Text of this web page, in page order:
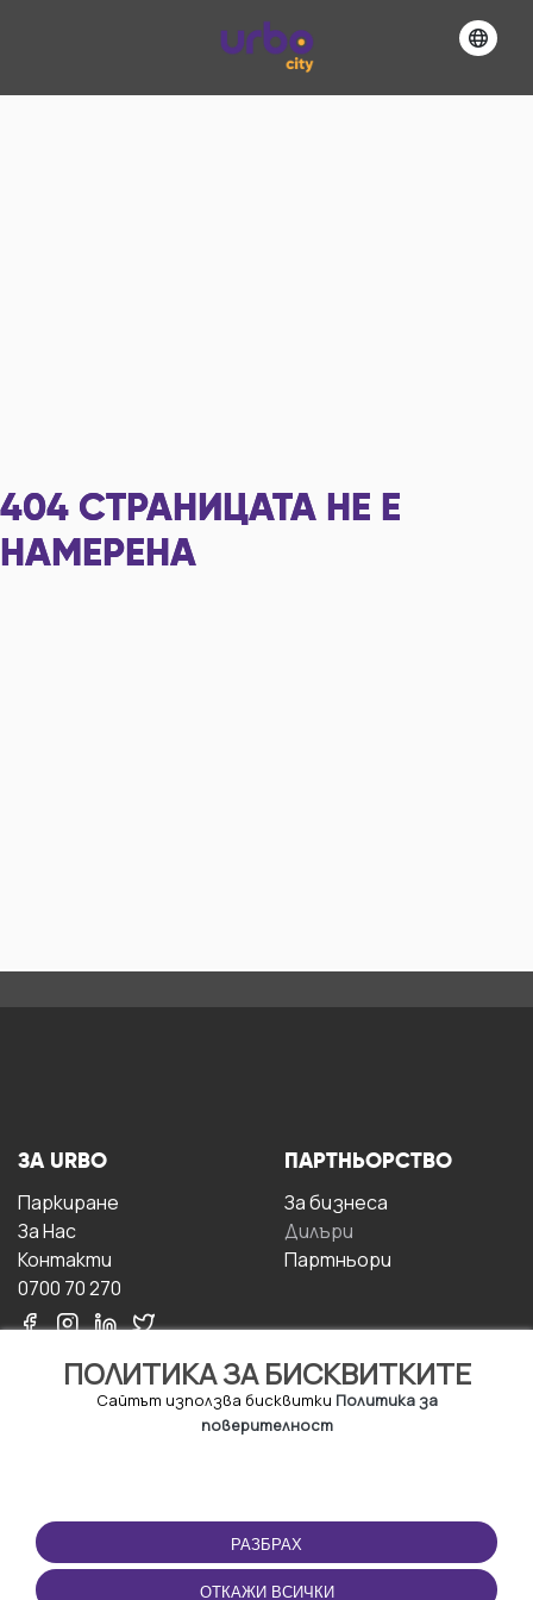
404 СТРАНИЦАТА НЕ Е
НАМЕРЕНА
ПОЛИТИКА ЗА БИСКВИТКИТЕ
Сайтът използва бисквитки Политика за
поверителност
РАЗБРАХ
ОТКАЖИ ВСИЧКИ
ЗА URBO
Паркиране
За Hас
Контакти
0700 70 270
ПАРТНЬОРСТВО
За бизнесa
Дилъри
Партньори
ПОЛЗВАНЕ
Правила и условия за
ползване
ПРИЛОЖЕНИЕТО